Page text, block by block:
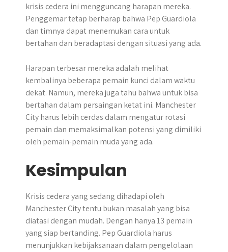
krisis cedera ini mengguncang harapan mereka.
Penggemar tetap berharap bahwa Pep Guardiola
dan timnya dapat menemukan cara untuk
bertahan dan beradaptasi dengan situasi yang ada.
Harapan terbesar mereka adalah melihat
kembalinya beberapa pemain kunci dalam waktu
dekat. Namun, mereka juga tahu bahwa untuk bisa
bertahan dalam persaingan ketat ini. Manchester
City harus lebih cerdas dalam mengatur rotasi
pemain dan memaksimalkan potensi yang dimiliki
oleh pemain-pemain muda yang ada.
Kesimpulan
Krisis cedera yang sedang dihadapi oleh
Manchester City tentu bukan masalah yang bisa
diatasi dengan mudah. Dengan hanya 13 pemain
yang siap bertanding. Pep Guardiola harus
menunjukkan kebijaksanaan dalam pengelolaan